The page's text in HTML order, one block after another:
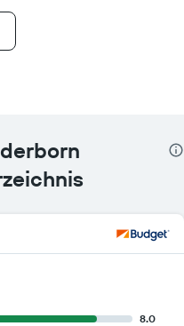
8.0